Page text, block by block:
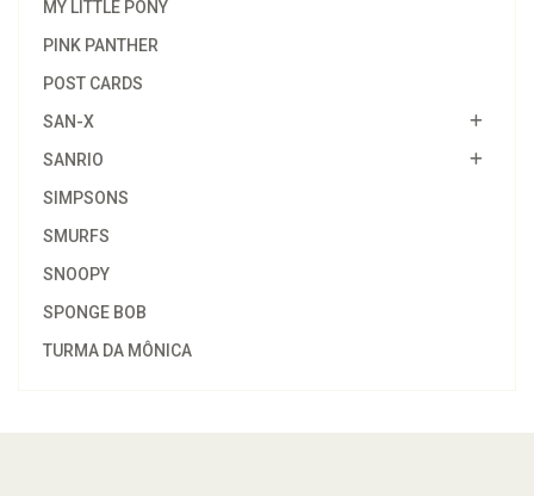
MY LITTLE PONY
PINK PANTHER
POST CARDS
SAN-X
SANRIO
SIMPSONS
SMURFS
SNOOPY
SPONGE BOB
TURMA DA MÔNICA